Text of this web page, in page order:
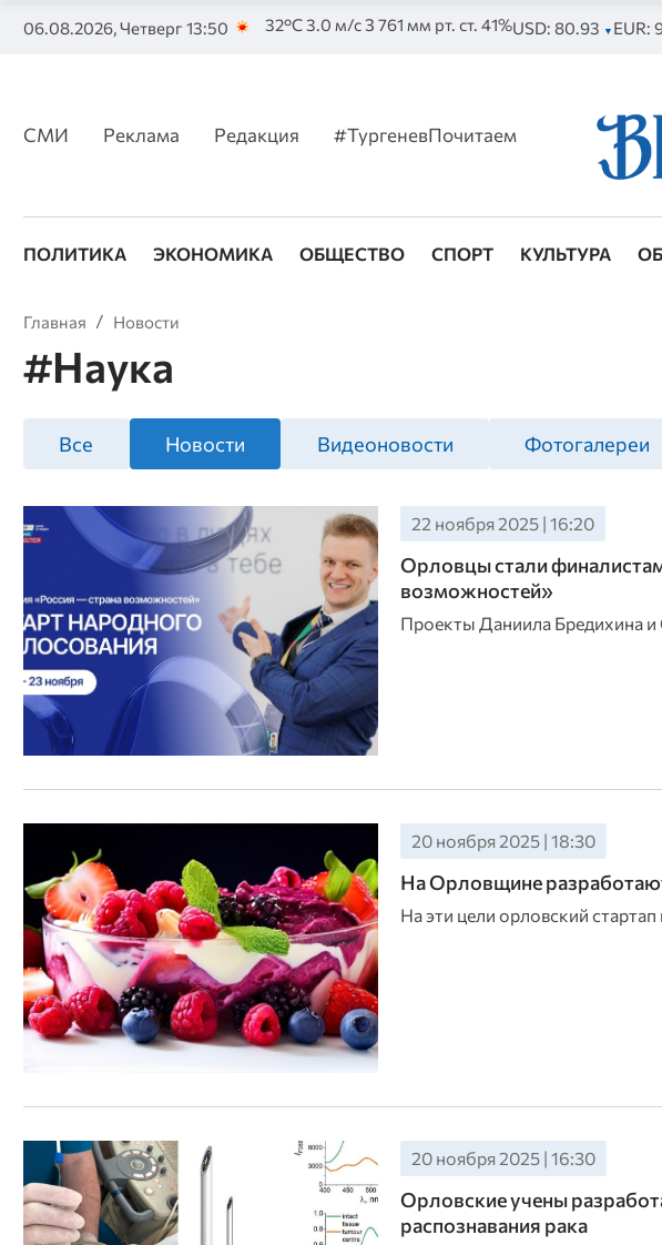
06.08.2026, Четверг 13:50 32°C 3.0 м/с З 761 мм рт. ст. 41%USD: 80.93 ▼ EUR:
СМИ Реклама Редакция #ТургеневПочитаем
ПОЛИТИКА ЭКОНОМИКА ОБЩЕСТВО СПОРТ КУЛЬТУРА
Главная Новости
#Наука
Все Новости Видеоновости Фотогалереи
22 ноября 2025 | 16:20
Орловцы стали
возможностей»
Проекты Даниила Бредихина и
20 ноября 2025 | 18:30
На Орловщине
На эти цели орловский
20 ноября 2025 | 16:30
Орловские учены
распознавания рака